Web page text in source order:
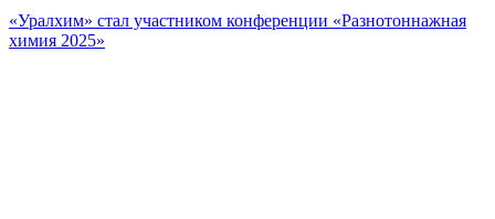
«Уралхим» стал участником конференции «Разнотоннажная
химия 2025»